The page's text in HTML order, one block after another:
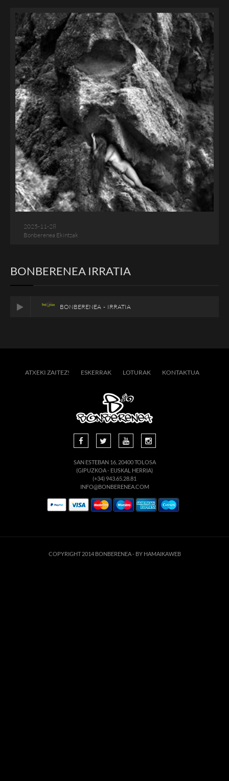
2025-11-28
Bonberenea Ekintzak
BONBERENEA IRRATIA
BONBERENEA - IRRATIA
ATXEKI ZAITEZ! ESKERRAK LOTURAK KONTAKTUA
SAN ESTEBAN 16, 20400 TOLOSA
(GIPUZKOA - EUSKAL HERRIA)
(+34) 943.65.28.81
INFO@BONBERENEA.COM
COPYRIGHT 2014 BONBERENEA - BY HAMAIKAWEB